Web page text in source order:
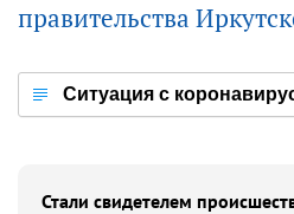
правительства
Ситуация с
Стали свидетелем